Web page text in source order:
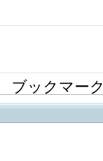
ブックマー